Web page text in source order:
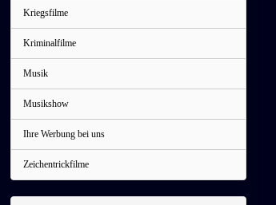
Kriegsfilme
Kriminalfilme
Musik
Musikshow
Ihre Werbung bei uns
Zeichentrickfilme